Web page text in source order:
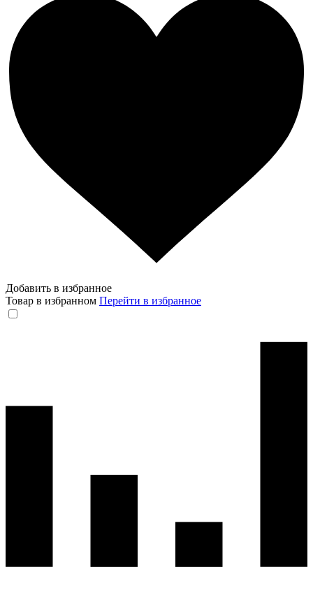
Добавить в избранное
Товар в избранном Перейти в избранное